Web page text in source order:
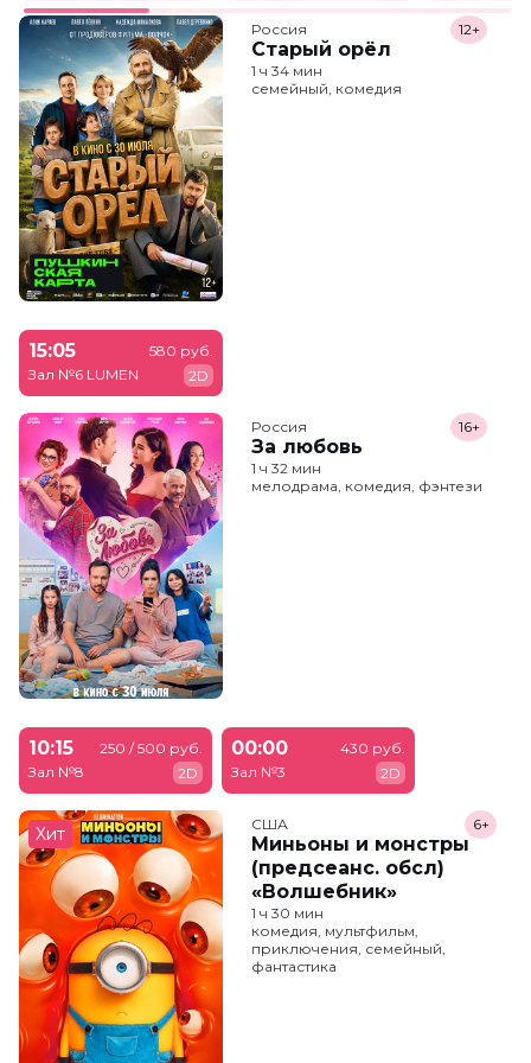
Россия
Старый орёл
12+
1 ч 34 мин
семейный, комедия
15:05
Зал №6 LUMEN
580 руб.
2D
Россия
За любовь
16+
1 ч 32 мин
мелодрама, комедия, фэнтези
10:15
Зал №8
250 / 500 руб.
2D
00:00
Зал №3
430 руб.
2D
Хит США
Миньоны и монстры
(предсеанс. обсл)
«Волшебник»
6+
1 ч 30 мин
комедия, мультфильм,
приключения, семейный,
фантастика